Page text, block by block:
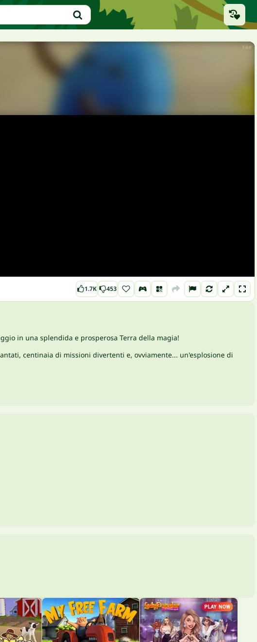
1.7K 453
in una splendida e prosperosa Terra della magia!
centinaia di missioni divertenti e, ovviamente... un'esplosione di